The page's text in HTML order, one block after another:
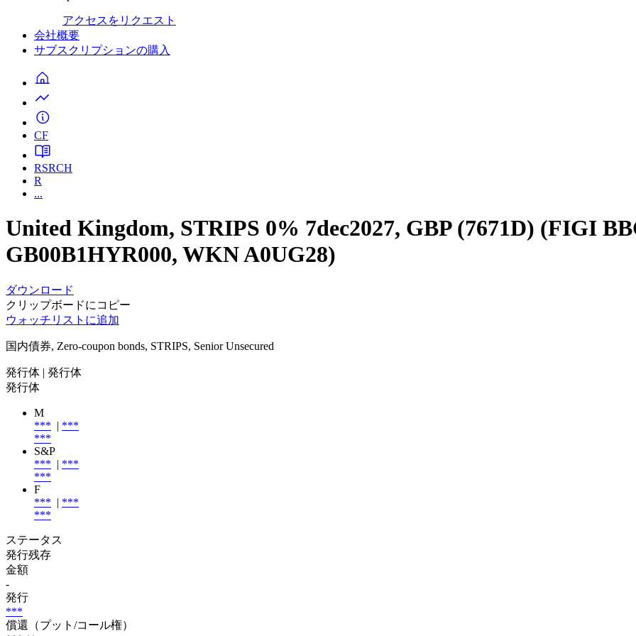
アクセスをリクエスト
会社概要
サブスクリプションの購入
CF
RSRCH
R
...
United Kingdom, STRIPS 0% 7dec2027, GBP (7671D) (FIGI
GB00B1HYR000, WKN A0UG28)
ダウンロード
クリップボードにコピー
ウォッチリストに追加
国内債券, Zero-coupon bonds, STRIPS, Senior Unsecured
発行体 | 発行体
発行体
M
*** | ***
***
S&P
*** | ***
***
F
*** | ***
***
ステータス
発行残存
金額
-
発行
***
償還（プット/コール権）